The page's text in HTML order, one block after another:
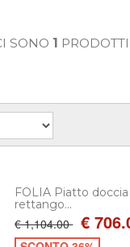
SONO 1 PRODOTTI
FOLIA Piatto
rettango...
€ 1,104.00 €